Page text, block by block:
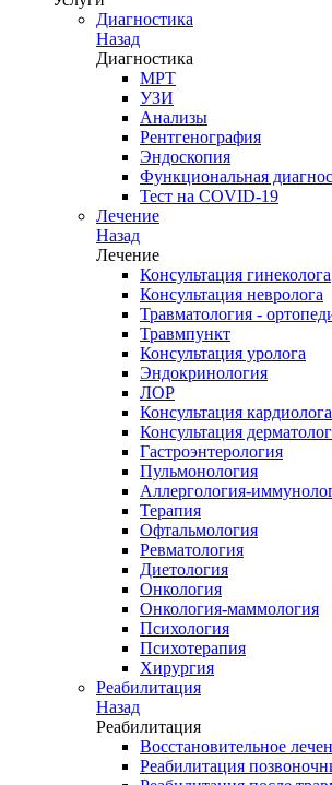
Диагностика
Назад
Диагностика
МРТ
УЗИ
Анализы
Рентгенография
Эндоскопия
Функциональная
Тест на COVID-19
Лечение
Назад
Лечение
Консультация гинеколога
Консультация невролога
Травматология -
Травмпункт
Консультация уролога
Эндокринология
ЛОР
Консультация кардиолога
Консультация
Гастроэнтерология
Пульмонология
Аллергология-
Терапия
Офтальмология
Ревматология
Диетология
Онкология
Онкология-маммология
Психология
Психотерапия
Хирургия
Реабилитация
Назад
Реабилитация
Восстановительное
Реабилитация